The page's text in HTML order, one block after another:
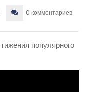
0 комментариев